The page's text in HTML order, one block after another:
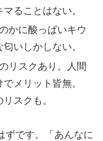
ることはない。
かに酸っぱいキウ
いしかしない。
リスクあり。人間
メリット皆無。
スクも。
ずです。「あんなに